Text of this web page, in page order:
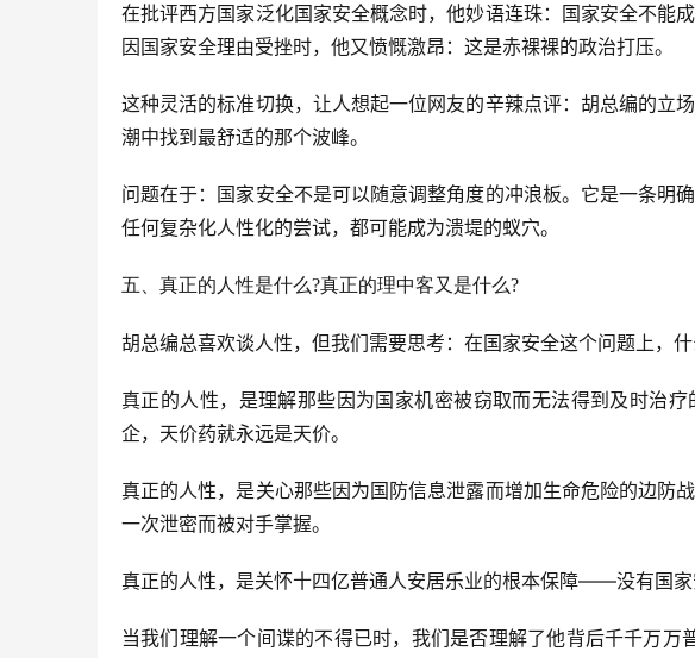
在批评西方国家泛化国家安全概念时，他妙语连珠：国家安全不能
因国家安全理由受挫时，他又愤慨激昂：这是赤裸裸的政治打压。
这种灵活的标准切换，让人想起一位网友的辛辣点评：胡总编的立
潮中找到最舒适的那个波峰。
问题在于：国家安全不是可以随意调整角度的冲浪板。它是一条明
任何复杂化人性化的尝试，都可能成为溃堤的蚁穴。
五、真正的人性是什么?真正的理中客又是什么?
胡总编总喜欢谈人性，但我们需要思考：在国家安全这个问题上，
真正的人性，是理解那些因为国家机密被窃取而无法得到及时治
企，天价药就永远是天价。
真正的人性，是关心那些因为国防信息泄露而增加生命危险的边
一次泄密而被对手掌握。
真正的人性，是关怀十四亿普通人安居乐业的根本保障——没有国家
当我们理解一个间谍的不得已时，我们是否理解了他背后千千万